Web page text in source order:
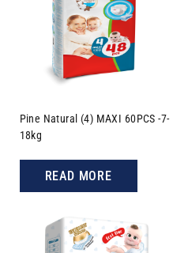
Pine Natural (4) MAXI 60PCS -7-
18kg
READ MORE